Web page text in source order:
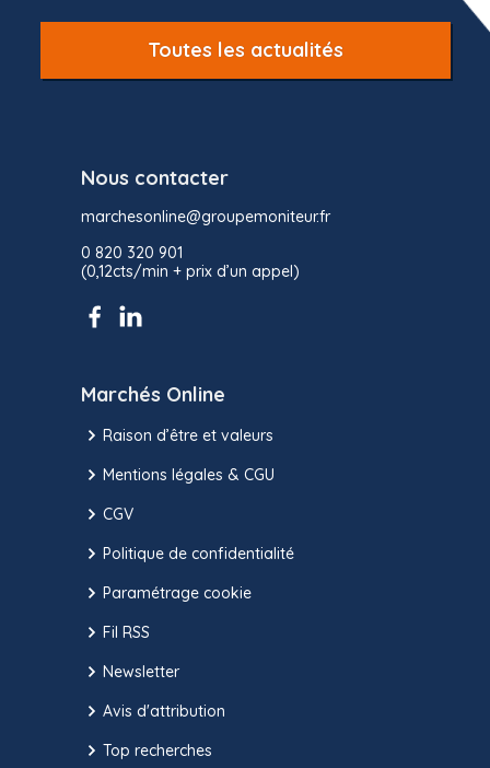
Toutes les actualités
Nous contacter
marchesonline@groupemoniteur.fr
0 820 320 901
(0,12cts/min + prix d’un appel)
Marchés Online
Raison d’être et valeurs
Mentions légales & CGU
CGV
Politique de confidentialité
Paramétrage cookie
Fil RSS
Newsletter
Avis d'attribution
Top recherches